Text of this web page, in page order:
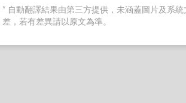
* 自動翻譯結果由第三方提供，未涵蓋圖片及系
差，若有差異請以原文為準。